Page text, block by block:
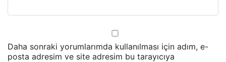
Daha sonraki yorumlarımda kullanılması için adım, e-
posta adresim ve site adresim bu tarayıcıya